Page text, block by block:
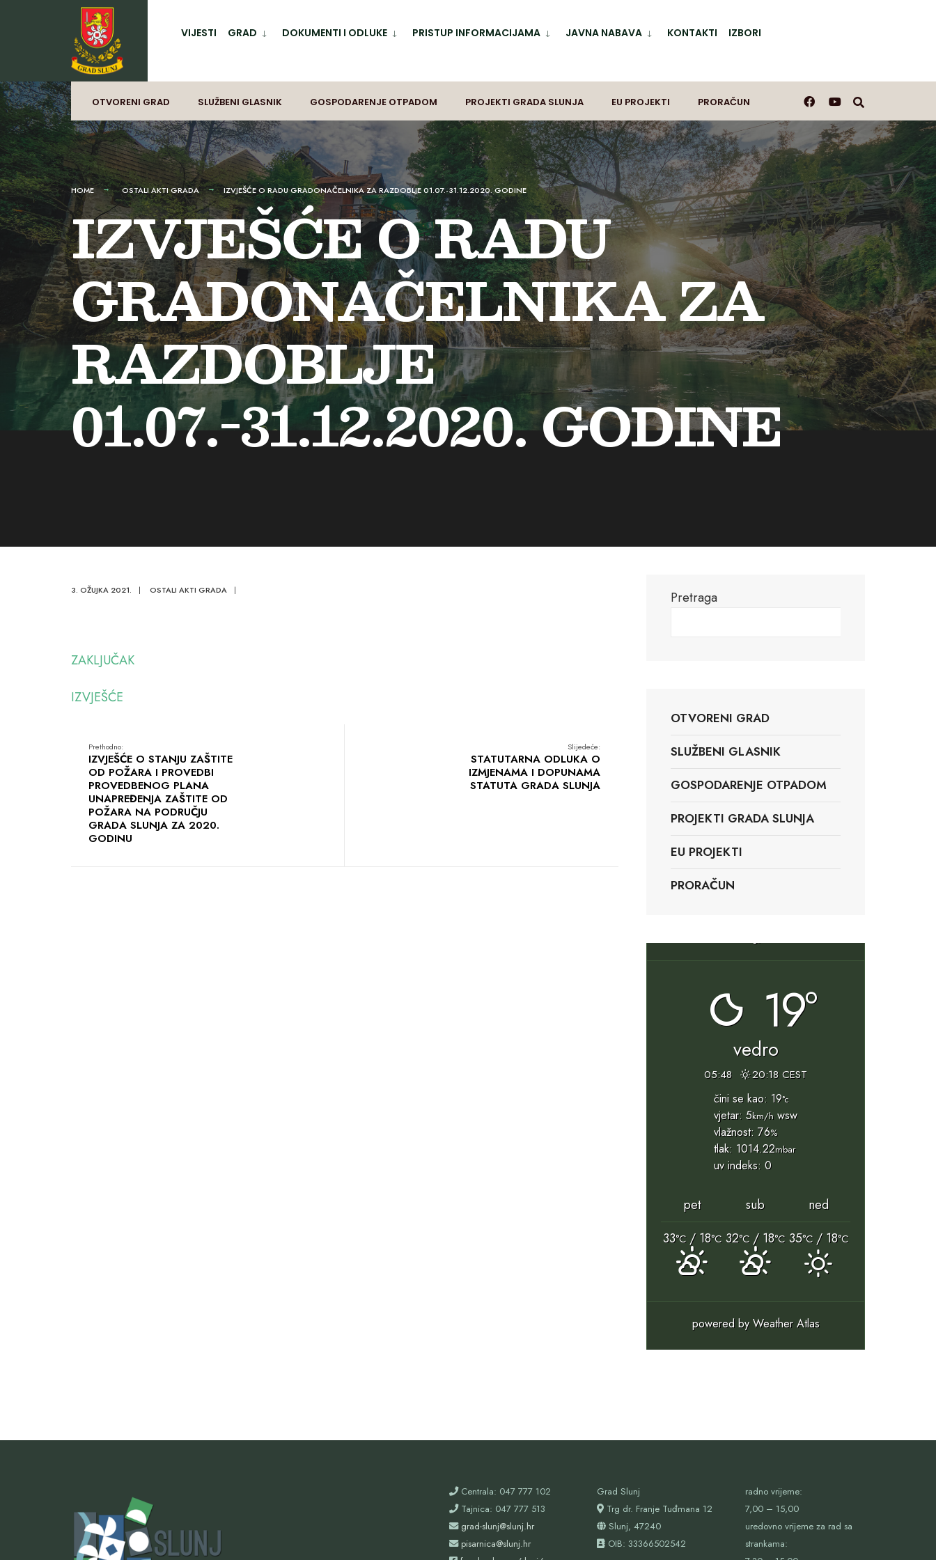
Preskoči
na
sadržaj
VIJESTI GRAD DOKUMENTI I ODLUKE PRISTUP INFORMACIJAMA JAVNA NABAVA KONTAKTI IZBORI
OTVORENI GRAD SLUŽBENI GLASNIK GOSPODARENJE OTPADOM PROJEKTI GRADA SLUNJA EU PROJEKTI PRORAČUN
HOME OSTALI AKTI GRADA IZVJEŠĆE O RADU GRADONAČELNIKA ZA RAZDOBLJE 01.07.-31.12.2020. GODINE
IZVJEŠĆE O RADU
GRADONAČELNIKA ZA
RAZDOBLJE
01.07.-31.12.2020. GODINE
3. OŽUJKA 2021. | OSTALI AKTI GRADA |
ZAKLJUČAK
IZVJEŠĆE
Prethodno:
IZVJEŠĆE O STANJU ZAŠTITE
OD POŽARA I PROVEDBI
PROVEDBENOG PLANA
UNAPREĐENJA ZAŠTITE OD
POŽARA NA PODRUČJU
GRADA SLUNJA ZA 2020.
GODINU
Slijedeće:
STATUTARNA ODLUKA O
IZMJENAMA I DOPUNAMA
STATUTA GRADA SLUNJA
Pretraga
OTVORENI GRAD
SLUŽBENI GLASNIK
GOSPODARENJE OTPADOM
PROJEKTI GRADA SLUNJA
EU PROJEKTI
PRORAČUN
19°
vedro
05:48 20:18 CEST
čini se kao: 19°c
vjetar: 5km/h wsw
vlažnost: 76%
tlak: 1014.22mbar
uv indeks: 0
pet sub
ned
33°C / 18°C 32°C / 18°C 35°C / 18°C
powered byWeather Atlas
Centrala: 047 777 102
Tajnica: 047 777 513
grad-slunj@slunj.hr
pisarnica@slunj.hr
Grad Slunj
Trg dr. Franje Tuđmana 12
Slunj, 47240
OIB: 33366502542
radno vrijeme:
7,00 – 15,00
uredovno vrijeme za rad sa
strankama: